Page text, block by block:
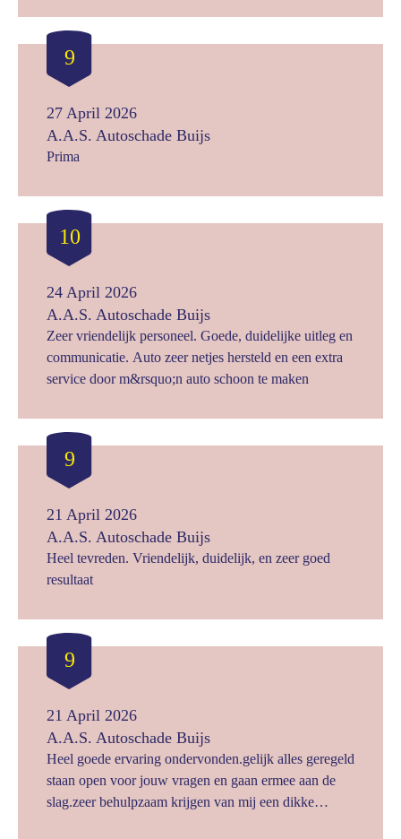
9
27 April 2026
A.A.S. Autoschade Buijs
Prima
10
24 April 2026
A.A.S. Autoschade Buijs
Zeer vriendelijk personeel. Goede, duidelijke uitleg en
communicatie. Auto zeer netjes hersteld en een extra
service door m&rsquo;n auto schoon te maken
9
21 April 2026
A.A.S. Autoschade Buijs
Heel tevreden. Vriendelijk, duidelijk, en zeer goed
resultaat
9
21 April 2026
A.A.S. Autoschade Buijs
Heel goede ervaring ondervonden.gelijk alles geregeld
staan open voor jouw vragen en gaan ermee aan de
slag.zeer behulpzaam krijgen van mij een dikke